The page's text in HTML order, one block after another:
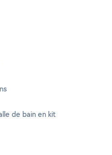
de bain en kit